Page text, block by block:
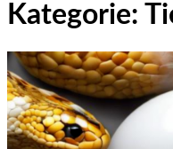
Kategorie: